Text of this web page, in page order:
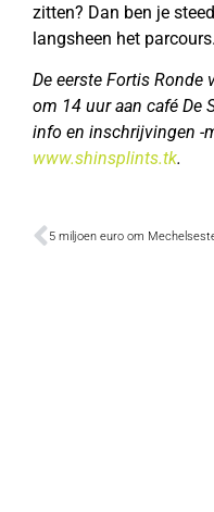
zitten? Dan ben je
langsheen het parcours.
De eerste Fortis Ronde
om 14 uur aan café De
info en inschrijvingen -
www.shinsplints.tk.